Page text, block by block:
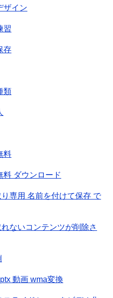
ザイン
習
存
類
料
料 ダウンロード
専用 名前を付けて保存 で
ないコンテンツが削除さ
動画 wma変換